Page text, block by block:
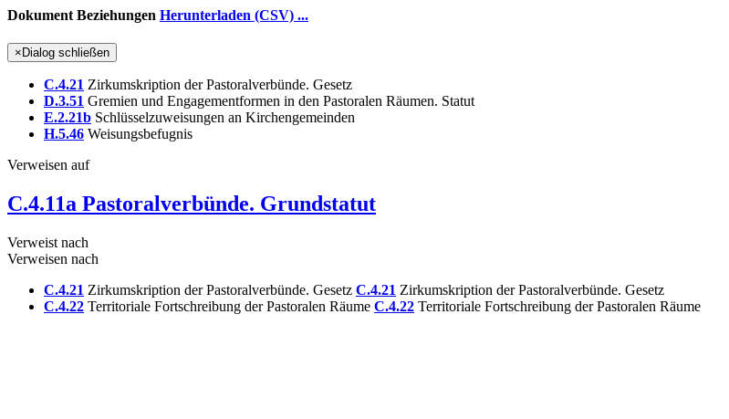
Dokument Beziehungen Herunterladen (CSV) ...
× Dialog schließen
C.4.21 Zirkumskription der Pastoralverbünde. Gesetz
D.3.51 Gremien und Engagementformen in den Pastoralen Räumen. Statut
E.2.21b Schlüsselzuweisungen an Kirchengemeinden
H.5.46 Weisungsbefugnis
Verweisen auf
C.4.11a Pastoralverbünde. Grundstatut
Verweist nach
Verweisen nach
C.4.21 Zirkumskription der Pastoralverbünde. Gesetz C.4.21 Zirkumskription der Pastoralverbünde. Gesetz
C.4.22 Territoriale Fortschreibung der Pastoralen Räume C.4.22 Territoriale Fortschreibung der Pastoralen Räume